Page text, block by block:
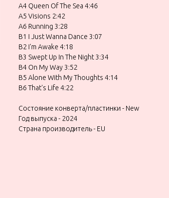
A4 Queen Of The Sea 4:46
A5 Visions 2:42
A6 Running 3:28
B1 I Just Wanna Dance 3:07
B2 I'm Awake 4:18
B3 Swept Up In The Night 3:34
B4 On My Way 3:52
B5 Alone With My Thoughts 4:14
B6 That's Life 4:22
Состояние конверта/пластинки - New
Год выпуска - 2024
Страна производитель - EU